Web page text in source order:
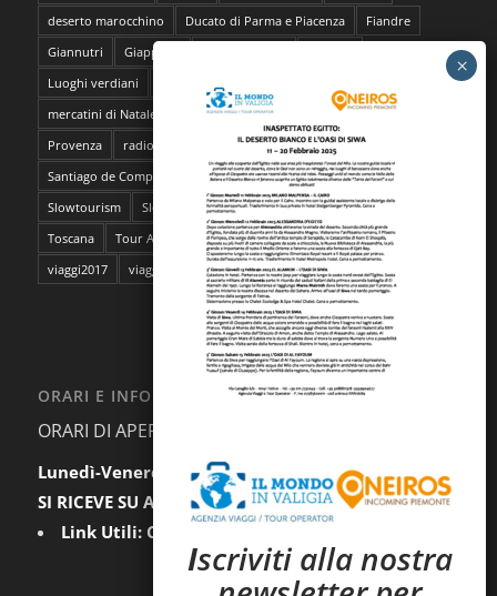
deserto marocchino
Ducato di Parma e Piacenza
Fiandre
Giannutri
Giappone
Luoghi verdiani
mercatini di Natale
napoli pantelleria Parma
Pescara
Provenza
radioMBun Ragusa safari fotografico
Santiago de Compostela
sentieri dell'ocra Sicilia
Siti Unesco
Slowtourism
Slow Trekking Soggiorno a Ischia
Stoccolma
Toscana
Tour Abruzzo tour Giappone viaggi
viaggi2016
viaggi2017
viaggi da film
ORARI E INFORMAZIONI
ORARI DI APERTURA AL PUBBLICO:
Lunedì-Venerdì:
9.30-12.30 / 15.00-18.00
SI RICEVE SU APPUNTAMENTO
Link Utili: Condizioni Generali
Iscriviti alla nostra